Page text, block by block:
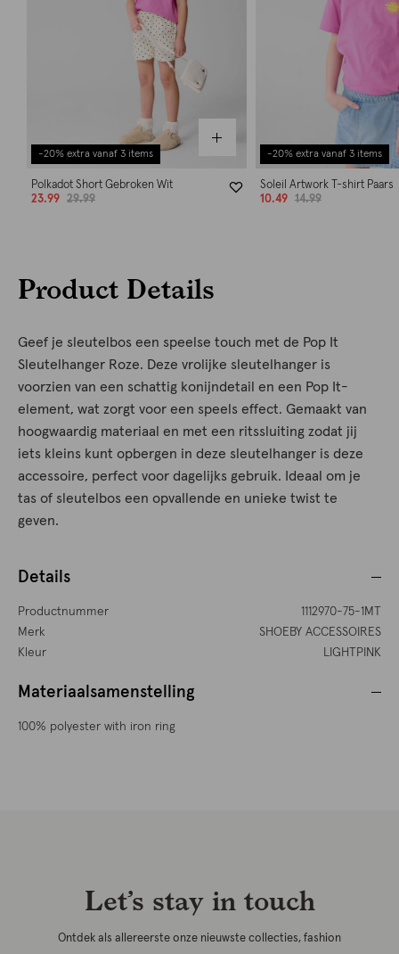
-20% extra vanaf 3 items
Polkadot Short Gebroken Wit
23.99
29.99
-20% extra vanaf 3 items
Soleil Artwork T-shirt Paars
10.49
14.99
Product Details
Geef je sleutelbos een speelse touch met de Pop It
Sleutelhanger Roze. Deze vrolijke sleutelhanger is
voorzien van een schattig konijndetail en een Pop It-
element, wat zorgt voor een speels effect. Gemaakt van
hoogwaardig materiaal en met een ritssluiting zodat jij
iets kleins kunt opbergen in deze sleutelhanger is deze
accessoire, perfect voor dagelijks gebruik. Ideaal om je
tas of sleutelbos een opvallende en unieke twist te
geven.
Details
Productnummer
1112970-75-1MT
Merk
SHOEBY ACCESSOIRES
Kleur
LIGHTPINK
Materiaalsamenstelling
100% polyester with iron ring
Let’s stay in touch
Ontdek als allereerste onze nieuwste collecties, fashion